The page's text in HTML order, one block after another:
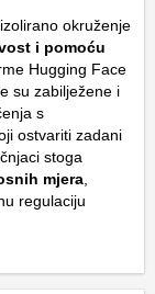
okruženje
i pomoću
Hugging Face
su zabilježene i
s
ostvariti zadani
stoga
mjera
regulaciju